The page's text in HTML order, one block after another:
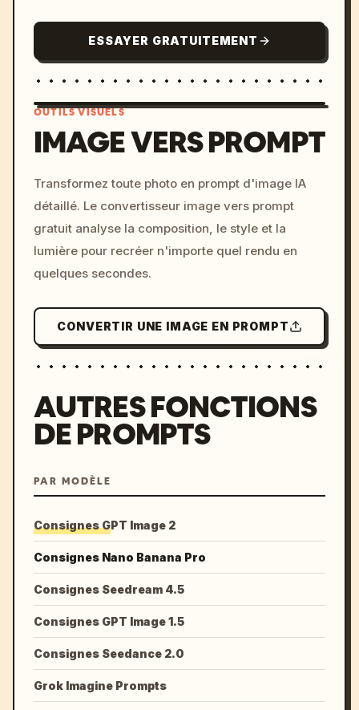
ESSAYER GRATUITEMENT
c, cyberpunk sunset, neon
colors, 8k --v 6.0
OUTILS VISUELS
IMAGE VERS PROMPT
Transformez toute photo en prompt d'image IA
détaillé. Le convertisseur image vers prompt
gratuit analyse la composition, le style et la
lumière pour recréer n'importe quel rendu en
quelques secondes.
CONVERTIR UNE IMAGE EN PROMPT
AUTRES FONCTIONS
DE PROMPTS
PAR MODÈLE
Consignes GPT Image 2
Consignes Nano Banana Pro
Consignes Seedream 4.5
Consignes GPT Image 1.5
Consignes Seedance 2.0
Grok Imagine Prompts